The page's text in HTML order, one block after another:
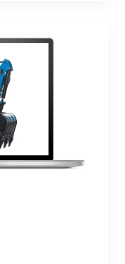
产品信息，代理
买家，而非 B2B
词以产品名为
wholesale” 竞
非代理商 缺少本
国家市场的本地
触达非英语市场
站主要依靠 产品
类关键词的搜索
而非有意愿成为